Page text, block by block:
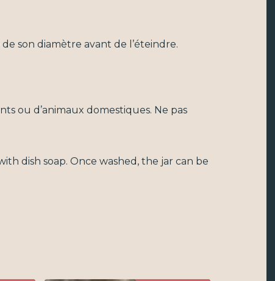
son diamètre avant de l’éteindre.
ou d’animaux domestiques. Ne pas
dish soap. Once washed, the jar can be